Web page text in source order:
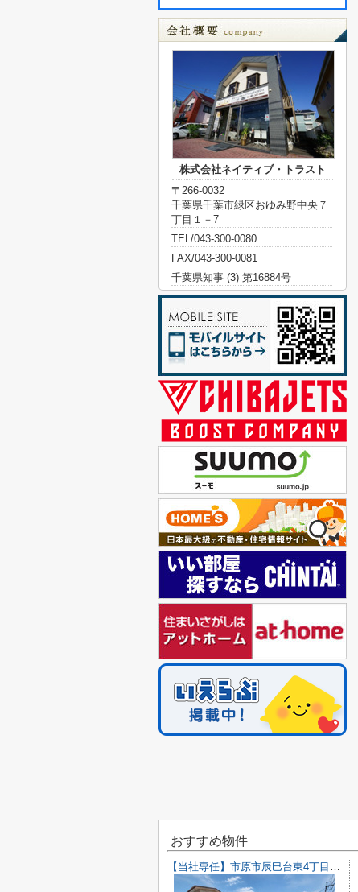
株式会社ネイティブ・トラスト
〒266-0032
千葉県千葉市緑区おゆみ野中央７
丁目１－7
TEL/043-300-0080
FAX/043-300-0081
千葉県知事 (3) 第16884号
おすすめ物件
【当社専任】市原市辰巳台東4丁目 売り土地